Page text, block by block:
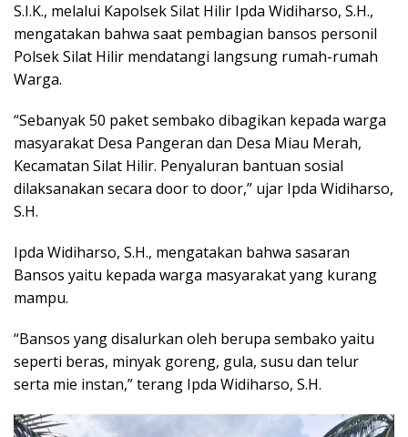
S.I.K., melalui Kapolsek Silat Hilir Ipda Widiharso, S.H.,
mengatakan bahwa saat pembagian bansos personil
Polsek Silat Hilir mendatangi langsung rumah-rumah
Warga.
“Sebanyak 50 paket sembako dibagikan kepada warga
masyarakat Desa Pangeran dan Desa Miau Merah,
Kecamatan Silat Hilir. Penyaluran bantuan sosial
dilaksanakan secara door to door,” ujar Ipda Widiharso,
S.H.
Ipda Widiharso, S.H., mengatakan bahwa sasaran
Bansos yaitu kepada warga masyarakat yang kurang
mampu.
“Bansos yang disalurkan oleh berupa sembako yaitu
seperti beras, minyak goreng, gula, susu dan telur
serta mie instan,” terang Ipda Widiharso, S.H.